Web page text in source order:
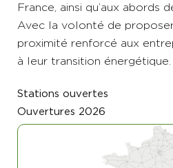
France, ainsi qu’aux abords
Avec la volonté de
proximité renforcé aux
à leur transition énergétique.
Stations ouvertes
Ouvertures 2026